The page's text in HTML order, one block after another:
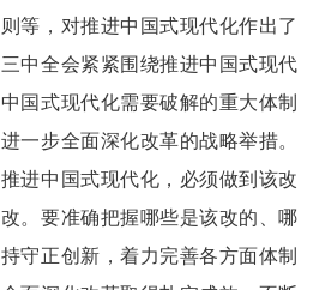
等，对推进中国式现代化作出了
中全会紧紧围绕推进中国式现代
国式现代化需要破解的重大体制
一步全面深化改革的战略举措。
进中国式现代化，必须做到该改
。要准确把握哪些是该改的、哪
守正创新，着力完善各方面体制